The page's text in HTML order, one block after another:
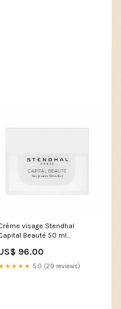
visage Stendhal
Beauté 50 ml
96.00
5.0 (29 reviews)